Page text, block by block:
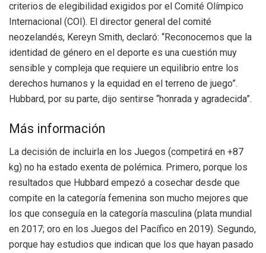
criterios de elegibilidad exigidos por el Comité Olímpico
Internacional (COI). El director general del comité
neozelandés, Kereyn Smith, declaró: “Reconocemos que la
identidad de género en el deporte es una cuestión muy
sensible y compleja que requiere un equilibrio entre los
derechos humanos y la equidad en el terreno de juego”.
Hubbard, por su parte, dijo sentirse “honrada y agradecida”.
Más información
La decisión de incluirla en los Juegos (competirá en +87
kg) no ha estado exenta de polémica. Primero, porque los
resultados que Hubbard empezó a cosechar desde que
compite en la categoría femenina son mucho mejores que
los que conseguía en la categoría masculina (plata mundial
en 2017; oro en los Juegos del Pacífico en 2019). Segundo,
porque hay estudios que indican que los que hayan pasado